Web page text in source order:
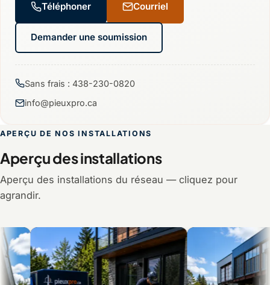
Téléphoner Courriel
Demander une soumission
Sans frais : 438-230-0820
info@pieuxpro.ca
APERÇU DE NOS INSTALLATIONS
Aperçu des installations
Aperçu des installations du réseau — cliquez pour
agrandir.